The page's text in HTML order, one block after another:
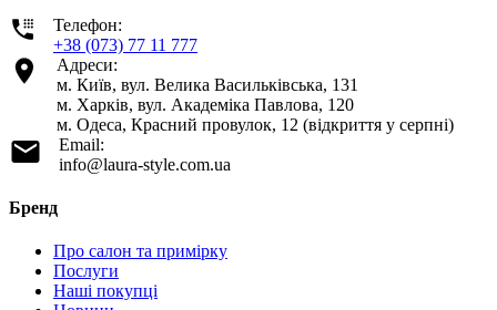
Телефон:
+38 (073) 77 11 777
Адреси:
м. Київ, вул. Велика Васильківська, 131
м. Харків, вул. Академіка Павлова, 120
м. Одеса, Красний провулок, 12 (відкриття у серпні)
Email:
info@laura-style.com.ua
Бренд
Про салон та примірку
Послуги
Наші покупці